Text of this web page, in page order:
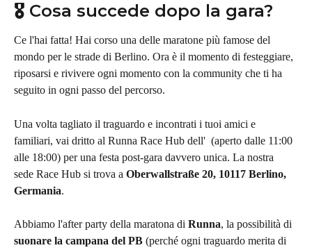
🎖️ Cosa succede dopo la gara?
Ce l'hai fatta! Hai corso una delle maratone più famose del
mondo per le strade di Berlino. Ora è il momento di festeggiare,
riposarsi e rivivere ogni momento con la community che ti ha
seguito in ogni passo del percorso.
Una volta tagliato il traguardo e incontrati i tuoi amici e
familiari, vai dritto al Runna Race Hub dell' (aperto dalle 11:00
alle 18:00) per una festa post-gara davvero unica. La nostra
sede Race Hub si trova a Oberwallstraße 20, 10117 Berlino,
Germania.
Abbiamo l'after party della maratona di Runna, la possibilità di
suonare la campana del PB (perché ogni traguardo merita di